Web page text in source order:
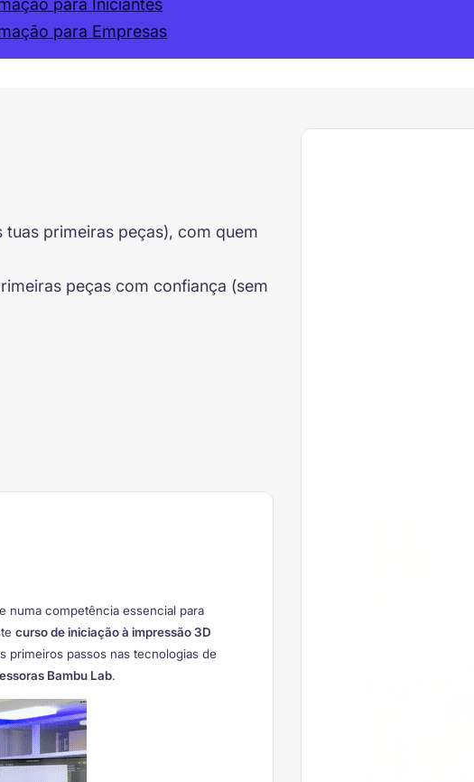
para Empresas
primeiras peças), com quem
peças com confiança (sem
numa competência essencial para
curso de iniciação à impressão 3D
primeiros passos nas tecnologias de
Bambu Lab.